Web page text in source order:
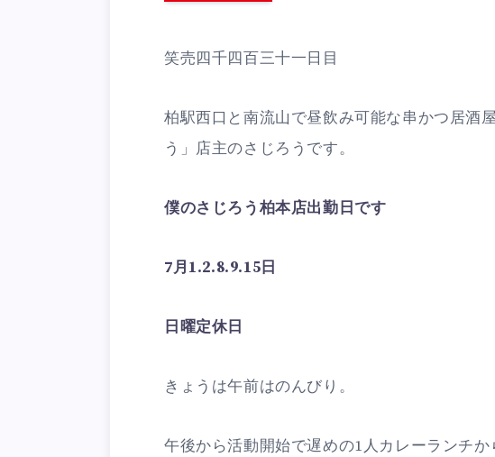
笑売四千四百三十一日目
柏駅西口と南流山で昼飲み可能な串かつ居
う」店主のさじろうです。
僕のさじろう柏本店出勤日です
7月1.2.8.9.15日
日曜定休日
きょうは午前はのんびり。
午後から活動開始で遅めの1人カレーランチか